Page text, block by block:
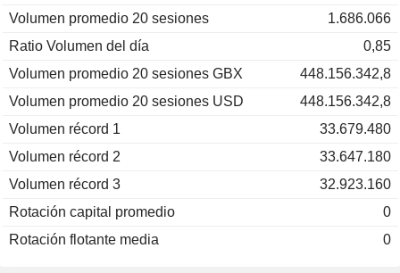
Volumen promedio 20 sesiones
1.686.066
Ratio Volumen del día
0,85
Volumen promedio 20 sesiones GBX
448.156.342,8
Volumen promedio 20 sesiones USD
448.156.342,8
Volumen récord 1
33.679.480
Volumen récord 2
33.647.180
Volumen récord 3
32.923.160
Rotación capital promedio
0
Rotación flotante media
0